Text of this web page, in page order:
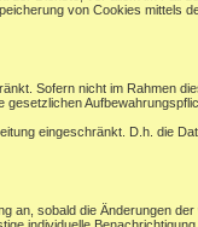
von Cookies mittels
Sofern nicht im Rahmen
eingeschränkt. D.h. die
sobald die Änderungen